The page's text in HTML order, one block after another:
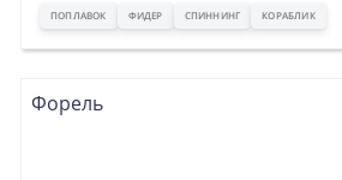
ПОПЛАВОК ФИДЕР СПИННИНГ КОРАБЛИК
Форель